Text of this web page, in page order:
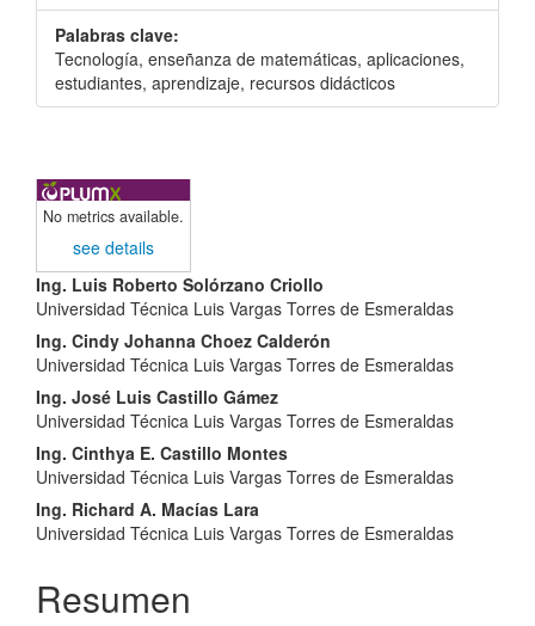
Palabras clave:
Tecnología, enseñanza de matemáticas, aplicaciones,
estudiantes, aprendizaje, recursos didácticos
No metrics available.
see details
Contenido
principal
del
artículo
Ing. Luis Roberto Solórzano Criollo
Universidad Técnica Luis Vargas Torres de Esmeraldas
Ing. Cindy Johanna Choez Calderón
Universidad Técnica Luis Vargas Torres de Esmeraldas
Ing. José Luis Castillo Gámez
Universidad Técnica Luis Vargas Torres de Esmeraldas
Ing. Cinthya E. Castillo Montes
Universidad Técnica Luis Vargas Torres de Esmeraldas
Ing. Richard A. Macías Lara
Universidad Técnica Luis Vargas Torres de Esmeraldas
Resumen